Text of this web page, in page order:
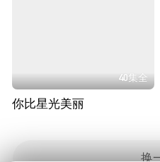
40集全
你比星光美丽
换